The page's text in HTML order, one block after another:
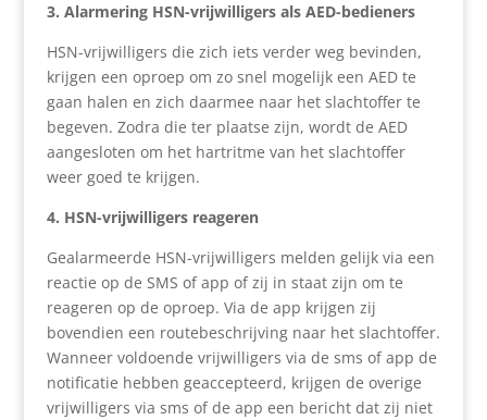
3. Alarmering HSN-vrijwilligers als AED-bedieners
HSN-vrijwilligers die zich iets verder weg bevinden,
krijgen een oproep om zo snel mogelijk een AED te
gaan halen en zich daarmee naar het slachtoffer te
begeven. Zodra die ter plaatse zijn, wordt de AED
aangesloten om het hartritme van het slachtoffer
weer goed te krijgen.
4. HSN-vrijwilligers reageren
Gealarmeerde HSN-vrijwilligers melden gelijk via een
reactie op de SMS of app of zij in staat zijn om te
reageren op de oproep. Via de app krijgen zij
bovendien een routebeschrijving naar het slachtoffer.
Wanneer voldoende vrijwilligers via de sms of app de
notificatie hebben geaccepteerd, krijgen de overige
vrijwilligers via sms of de app een bericht dat zij niet